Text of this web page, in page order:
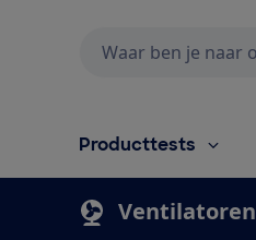
Producttests
Ventilatoren